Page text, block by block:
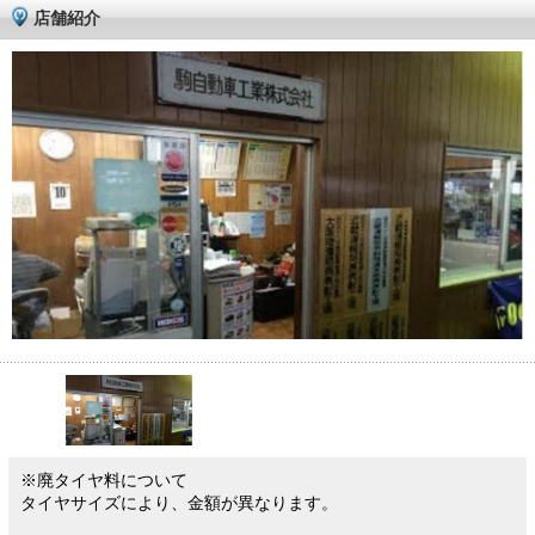
店舗紹介
※廃タイヤ料について
タイヤサイズにより、金額が異なります。